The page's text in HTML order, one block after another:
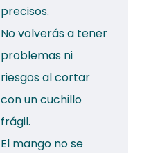
precisos.
No volverás a tener
problemas ni
riesgos al cortar
con un cuchillo
frágil.
El mango no se